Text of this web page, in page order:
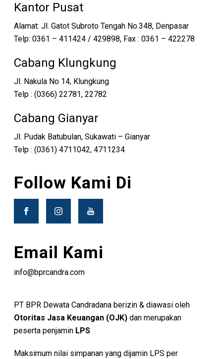
Kantor Pusat
Alamat: Jl. Gatot Subroto Tengah No.348, Denpasar
Telp: 0361 – 411424 / 429898, Fax : 0361 – 422278
Cabang Klungkung
Jl. Nakula No 14, Klungkung
Telp : (0366) 22781, 22782
Cabang Gianyar
Jl. Pudak Batubulan, Sukawati – Gianyar
Telp : (0361) 4711042, 4711234
Follow Kami Di
Email Kami
info@bprcandra.com
PT BPR Dewata Candradana berizin & diawasi oleh
Otoritas Jasa Keuangan (OJK) dan merupakan
peserta penjamin LPS
Maksimum nilai simpanan yang dijamin LPS per